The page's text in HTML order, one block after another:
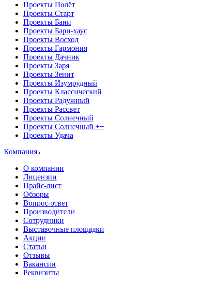
Проекты Полёт
Проекты Старт
Проекты Бани
Проекты Барн-хаус
Проекты Восход
Проекты Гармония
Проекты Дачник
Проекты Заря
Проекты Зенит
Проекты Изумрудный
Проекты Классический
Проекты Радужный
Проекты Рассвет
Проекты Солнечный
Проекты Солнечный ++
Проекты Удача
Компания
О компании
Лицензии
Прайс-лист
Обзоры
Вопрос-ответ
Производители
Сотрудники
Выставочные площадки
Акции
Статьи
Отзывы
Вакансии
Реквизиты